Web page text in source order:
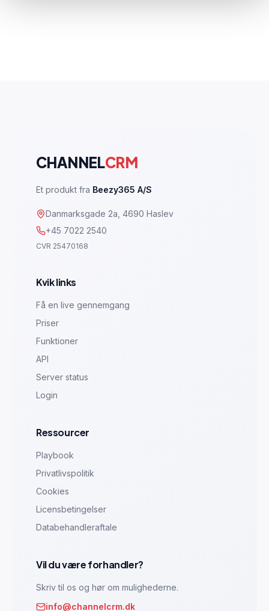
CHANNELCRM
Et produkt fra Beezy365 A/S
Danmarksgade 2a, 4690 Haslev
+45 7022 2540
CVR 25470168
Kvik links
Få en live gennemgang
Priser
Funktioner
API
Server status
Login
Ressourcer
Playbook
Privatlivspolitik
Cookies
Licensbetingelser
Databehandleraftale
Vil du være forhandler?
Skriv til os og hør om mulighederne.
info@channelcrm.dk